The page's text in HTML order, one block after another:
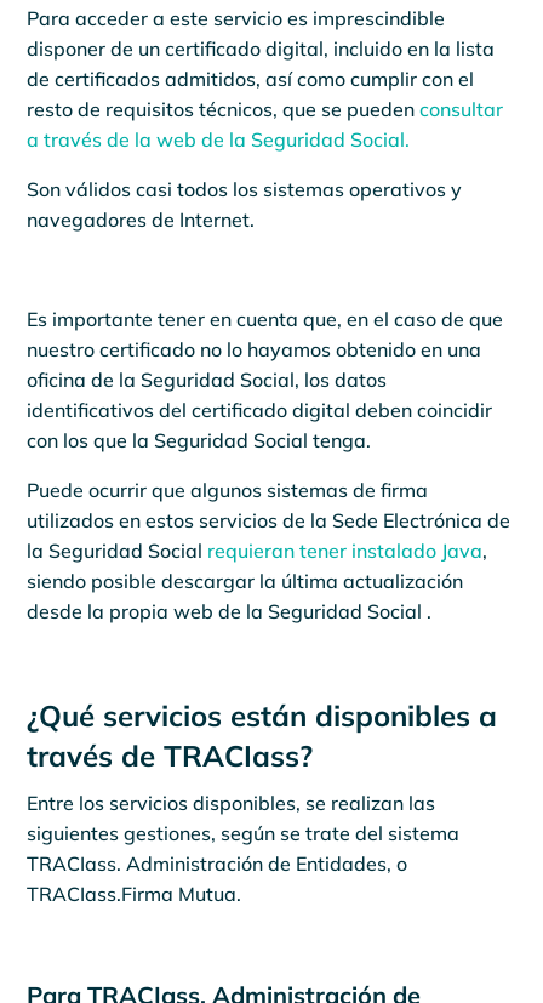
Para acceder a este servicio es imprescindible
disponer de un certificado digital, incluido en la lista
de certificados admitidos, así como cumplir con el
resto de requisitos técnicos, que se puedenconsultar
a través de la web de la Seguridad Social.
Son válidos casi todos los sistemas operativos y
navegadores de Internet.
Es importante tener en cuenta que, en el caso de que
nuestro certificado no lo hayamos obtenido en una
oficina de la Seguridad Social, los datos
identificativos del certificado digital deben coincidir
con los que la Seguridad Social tenga.
Puede ocurrir que algunos sistemas de firma
utilizados en estos servicios de la Sede Electrónica de
la Seguridad Social requieran tener instalado Java,
siendo posible descargar la última actualización
desde la propia web de la Seguridad Social .
¿Qué servicios están disponibles a
través de TRACIass?
Entre los servicios disponibles, se realizan las
siguientes gestiones, según se trate del sistema
TRACIass. Administración de Entidades, o
TRACIass.Firma Mutua.
Para TRACIass. Administración de